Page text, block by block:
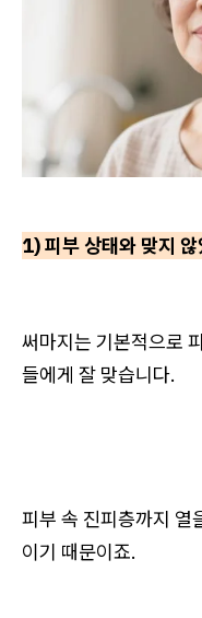
1) 피부 상태와 맞지 않
써마지는 기본적으로
들에게 잘 맞습니다.
피부 속 진피층까지 열
이기 때문이죠.